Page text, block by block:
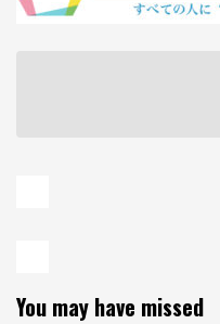
You may have missed